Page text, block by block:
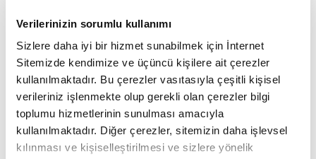
Verilerinizin sorumlu kullanımı
Sizlere daha iyi bir hizmet sunabilmek için İnternet
Sitemizde kendimize ve üçüncü kişilere ait çerezler
kullanılmaktadır. Bu çerezler vasıtasıyla çeşitli kişisel
verileriniz işlenmekte olup gerekli olan çerezler bilgi
toplumu hizmetlerinin sunulması amacıyla
kullanılmaktadır. Diğer çerezler, sitemizin daha işlevsel
kılınması ve kişiselleştirilmesi ve sizlere yönelik